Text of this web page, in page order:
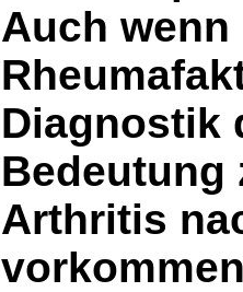
Auch
Diagnostik
Bedeutung
Arthritis